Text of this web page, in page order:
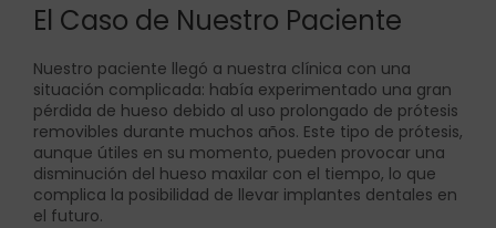
El Caso de Nuestro Paciente
Nuestro paciente llegó a nuestra clínica con una
situación complicada: había experimentado una gran
pérdida de hueso debido al uso prolongado de prótesis
removibles durante muchos años. Este tipo de prótesis,
aunque útiles en su momento, pueden provocar una
disminución del hueso maxilar con el tiempo, lo que
complica la posibilidad de llevar implantes dentales en
el futuro.